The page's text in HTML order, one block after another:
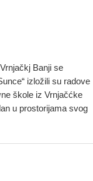
Banji se
izložili su radove
škole iz Vrnjačćke
u prostorijama svog